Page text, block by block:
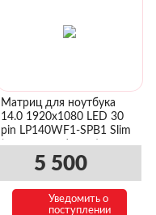
Матриц для ноутбука
14.0 1920x1080 LED 30
pin LP140WF1-SPB1 Slim
(уши сверху/снизу)
5 500
Уведомить о
поступлении